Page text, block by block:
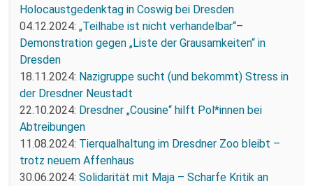
Holocaustgedenktag in Coswig bei Dresden
04.12.2024: „Teilhabe ist nicht verhandelbar“–
Demonstration gegen „Liste der Grausamkeiten“ in
Dresden
18.11.2024: Nazigruppe sucht (und bekommt) Stress in
der Dresdner Neustadt
22.10.2024: Dresdner „Cousine“ hilft Pol*innen bei
Abtreibungen
11.08.2024: Tierqualhaltung im Dresdner Zoo bleibt –
trotz neuem Affenhaus
30.06.2024: Solidarität mit Maja – Scharfe Kritik an